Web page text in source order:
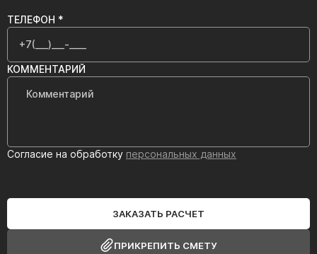
ТЕЛЕФОН *
КОММЕНТАРИЙ
Согласие на обработку персональных данных
ЗАКАЗАТЬ РАСЧЕТ
ПРИКРЕПИТЬ СМЕТУ